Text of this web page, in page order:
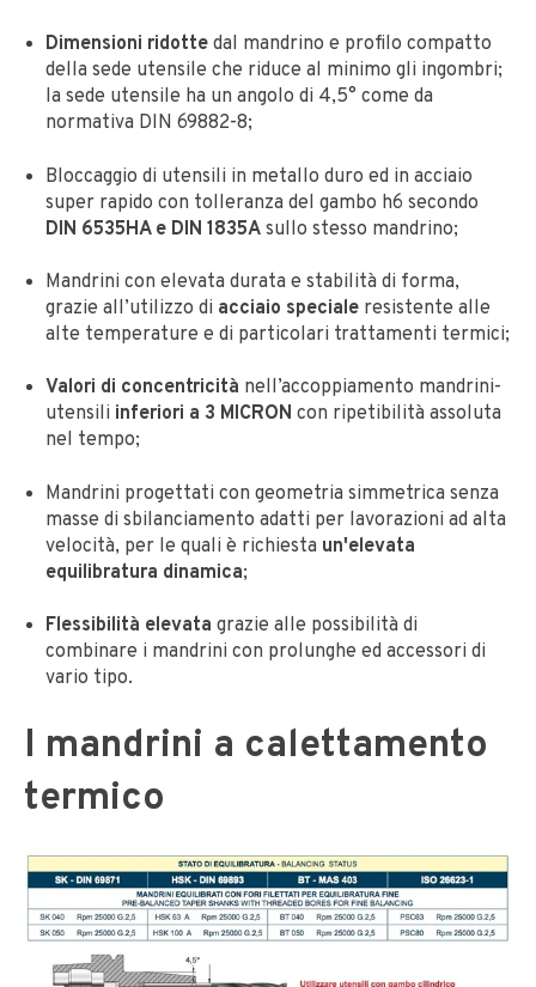
Dimensioni ridotte dal mandrino e profilo compatto
della sede utensile che riduce al minimo gli ingombri;
la sede utensile ha un angolo di 4,5° come da
normativa DIN 69882-8;
Bloccaggio di utensili in metallo duro ed in acciaio
super rapido con tolleranza del gambo h6 secondo
DIN 6535HA e DIN 1835A sullo stesso mandrino;
Mandrini con elevata durata e stabilità di forma,
grazie all’utilizzo di acciaio speciale resistente alle
alte temperature e di particolari trattamenti termici;
Valori di concentricità nell’accoppiamento mandrini-
utensili inferiori a 3 MICRON con ripetibilità assoluta
nel tempo;
Mandrini progettati con geometria simmetrica senza
masse di sbilanciamento adatti per lavorazioni ad alta
velocità, per le quali è richiesta un'elevata
equilibratura dinamica;
Flessibilità elevata grazie alle possibilità di
combinare i mandrini con prolunghe ed accessori di
vario tipo.
I mandrini a calettamento
termico